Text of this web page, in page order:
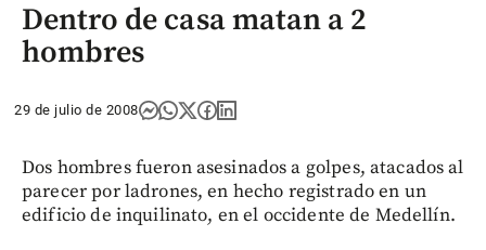
Dentro de casa matan a 2
hombres
29 de julio de 2008
Dos hombres fueron asesinados a golpes, atacados al
parecer por ladrones, en hecho registrado en un
edificio de inquilinato, en el occidente de Medellín.